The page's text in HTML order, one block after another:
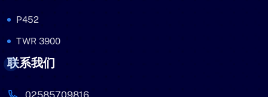
P452
TWR 3900
联系我们